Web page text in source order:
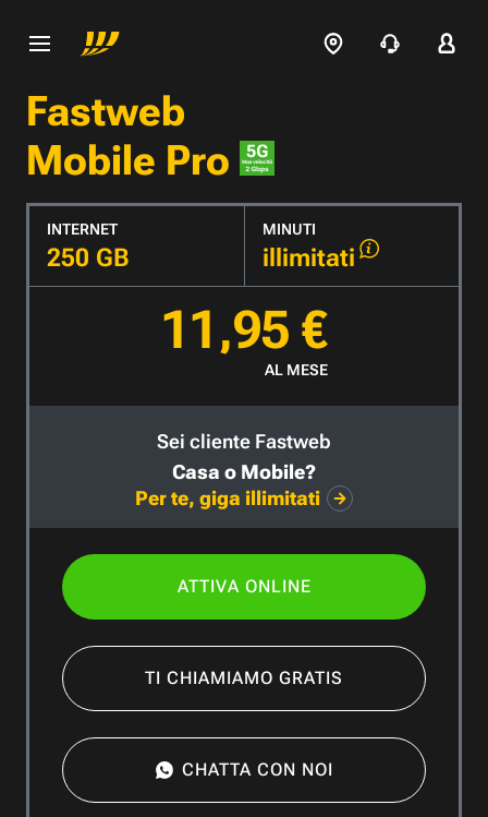
Fastweb
Mobile Pro
INTERNET
250 GB
MINUTI
illimitati
11,95 €
AL MESE
Sei cliente Fastweb
Casa o Mobile?
Per te, giga illimitati
ATTIVA ONLINE
TI CHIAMIAMO GRATIS
CHATTA CON NOI